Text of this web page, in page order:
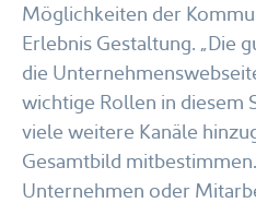
Möglichkeiten der
Erlebnis Gestaltung. „Die
die
wichtige Rollen in diesem
viele weitere Kanäle
Gesamtbild
Unternehmen oder